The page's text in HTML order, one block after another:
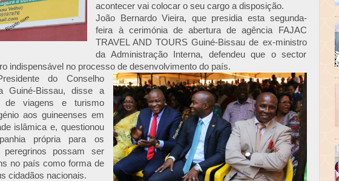
acontecer vai colocar o seu cargo a disposição.
João Bernardo Vieira, que presidia esta segunda-
feira à cerimónia de abertura de agência FAJAC
TRAVEL AND TOURS Guiné-Bissau de ex-ministro
da Administração Interna, defendeu que o sector
indispensável no processo de desenvolvimento do país.
do Conselho
Guiné-Bissau, disse a
de viagens e turismo
aos guineenses em
islâmica e, questionou
própria para os
possam ser
no país como forma de
cidadãos nacionais.